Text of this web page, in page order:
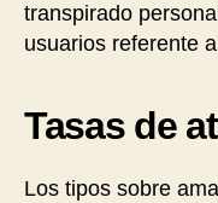
transpirado
usuarios referente
Tasas de
Los tipos sobre